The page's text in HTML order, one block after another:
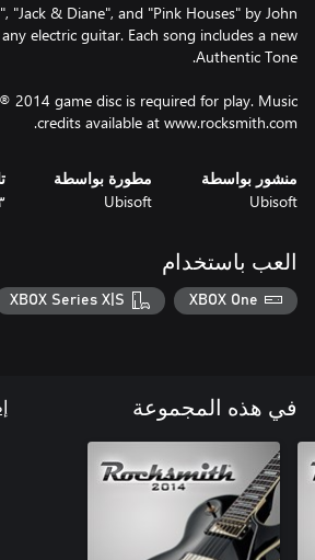
"Jack & Diane", and "Pink Houses" by John
electric guitar. Each song includes a new
2014 game disc is required for play. Music
credits available at www.rocksmith.com.
منشور بواسطة
Ubisoft
مطورة بواسطة
Ubisoft
العب باستخدام
XBOX One
XBOX Series X|S
في هذه المجموعة